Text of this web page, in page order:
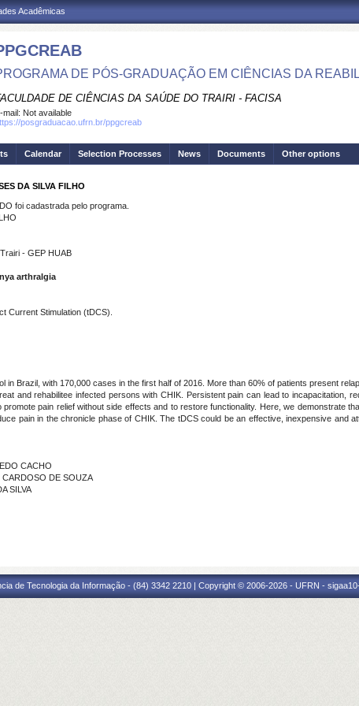
Acadêmicas
DE PÓS-GRADUAÇÃO EM CIÊNCIAS DA
DE CIÊNCIAS DA SAÚDE DO TRAIRI - FACISA
mail: Not available
posgraduacao.ufrn.br/ppgcreab
Calendar Selection Processes News Documents Other options
DA SILVA FILHO
foi cadastrada pelo programa.
- GEP HUAB
arthralgia
Current Stimulation (tDCS).
Brazil, with 170,000 cases in the first half of 2016. More than 60% of patients present
and rehabilitee infected persons with CHIK. Persistent pain can lead to incapacitation,
pain relief without side effects and to restore functionality. Here, we demonstrate
pain in the chronicle phase of CHIK. The tDCS could be an effective, inexpensive and
CACHO
DE SOUZA
SILVA
de Tecnologia da Informação - (84) 3342 2210 | Copyright © 2006-2026 - UFRN -